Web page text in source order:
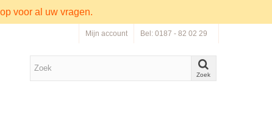
voor al uw vragen.
Bel: 0187 - 82 02 29
Mijn account
Zoek